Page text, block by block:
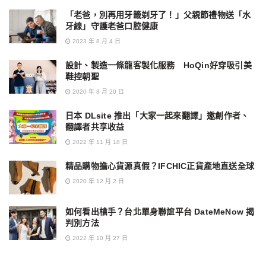
「老爸，別再用牙籤剃牙了！」父親節禮物送「水
牙線」守護老爸口腔健康
2023 年 8 月 4 日
設計、製造一條龍客製化服務 HoQin好穿吸引美
鞋控朝聖
2020 年 8 月 20 日
日本 DLsite 推出「大家一起來翻譯」邀創作者、
翻譯者共享收益
2022 年 11 月 18 日
精品購物擔心貨源真假？IFCHIC正貨產地直送全球
2020 年 12 月 2 日
如何看出槍手？台北單身聯誼平台 DateMeNow 揭
判別方法
2022 年 10 月 27 日